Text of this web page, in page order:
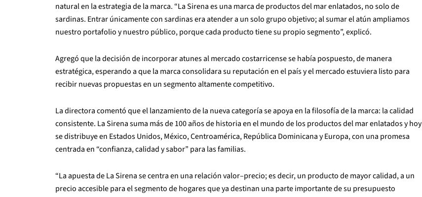
natural en la estrategia de la marca. “La Sirena es una marca de productos del mar enlatados, no solo de
sardinas. Entrar únicamente con sardinas era atender a un solo grupo objetivo; al sumar el atún ampliamos
nuestro portafolio y nuestro público, porque cada producto tiene su propio segmento”, explicó.
Agregó que la decisión de incorporar atunes al mercado costarricense se había pospuesto, de manera
estratégica, esperando a que la marca consolidara su reputación en el país y el mercado estuviera listo para
recibir nuevas propuestas en un segmento altamente competitivo.
La directora comentó que el lanzamiento de la nueva categoría se apoya en la filosofía de la marca: la calidad
consistente. La Sirena suma más de 100 años de historia en el mundo de los productos del mar enlatados y hoy
se distribuye en Estados Unidos, México, Centroamérica, República Dominicana y Europa, con una promesa
centrada en “confianza, calidad y sabor” para las familias.
“La apuesta de La Sirena se centra en una relación valor–precio; es decir, un producto de mayor calidad, a un
precio accesible para el segmento de hogares que ya destinan una parte importante de su presupuesto